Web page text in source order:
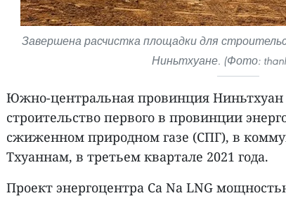
Завершена расчистка площадки для
Ниньтхуане. (Фото:
Южно-центральная провинция Ниньтхуан
строительство первого в провинции
сжиженном природном газе (СПГ), в
Тхуаннам, в третьем квартале 2021 года.
Проект энергоцентра Ca Na LNG